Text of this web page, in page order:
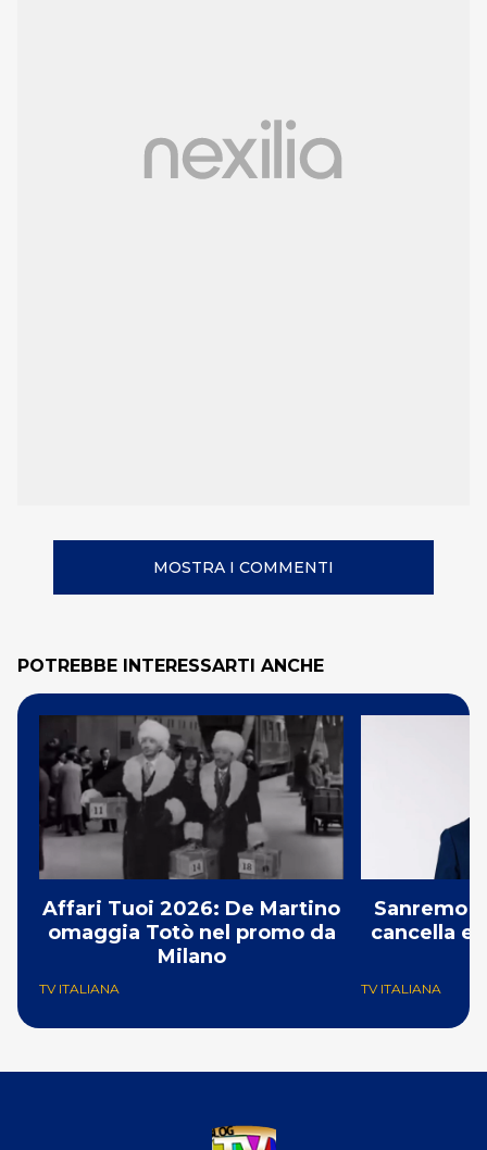
MOSTRA I COMMENTI
POTREBBE INTERESSARTI ANCHE
Affari Tuoi 2026: De Martino
omaggia Totò nel promo da
Milano
TV ITALIANA
Sanremo
cancella e
TV ITALIANA